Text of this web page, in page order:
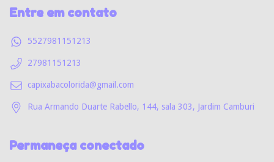
Entre em contato
5527981151213
27981151213
capixabacolorida@gmail.com
Rua Armando Duarte Rabello, 144, sala 303, Jardim Camburi
Permaneça conectado